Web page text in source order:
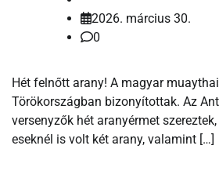
2026. március 30.
0
Hét felnőtt arany! A magyar
Törökországban bizonyítottak. Az
versenyzők hét aranyérmet
eseknél is volt két arany, valamint […]